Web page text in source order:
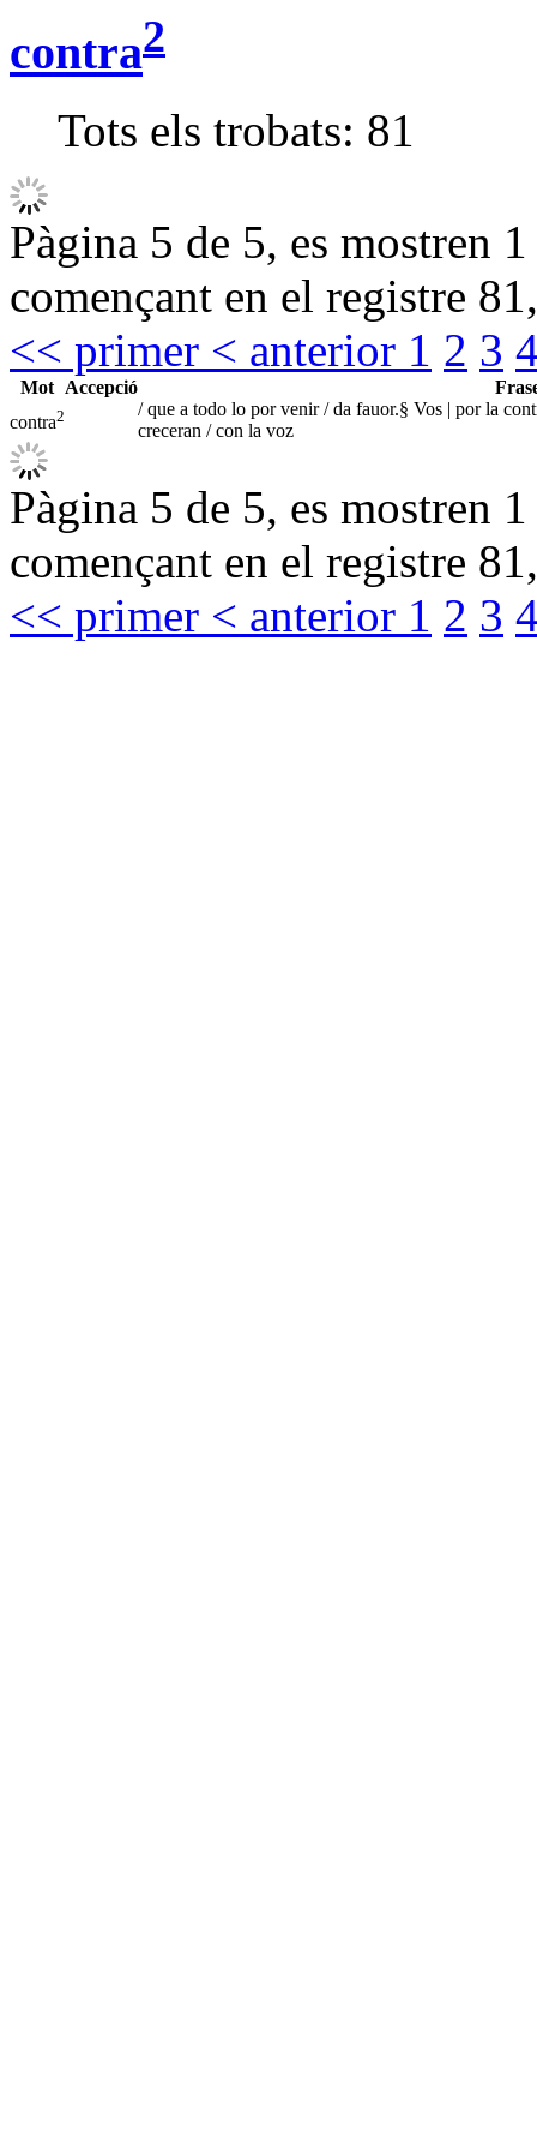
contra2
Tots els trobats: 81
Pàgina 5 de 5, es mostren
començant en el registre
<< primer < anterior 1 2 3
Mot Accepció
contra2
/ que a todo lo por venir / da fauor.§ Vos | por la
creceran / con la voz
Pàgina 5 de 5, es mostren
començant en el registre
<< primer < anterior 1 2 3